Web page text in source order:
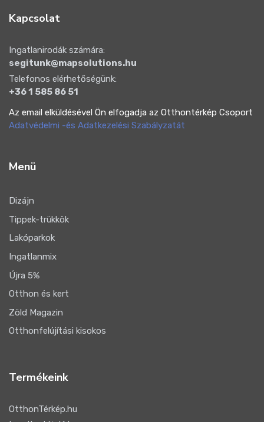
Kapcsolat
Ingatlanirodák számára:
segitunk@mapsolutions.hu
Telefonos elérhetőségünk:
+36 1 585 86 51
Az email elküldésével Ön elfogadja az Otthontérkép Csoport
Adatvédelmi -és Adatkezelési Szabályzatát
Menü
Dizájn
Tippek-trükkök
Lakóparkok
Ingatlanmix
Újra 5%
Otthon és kert
Zöld Magazin
Otthonfelújítási kisokos
Termékeink
OtthonTérkép.hu